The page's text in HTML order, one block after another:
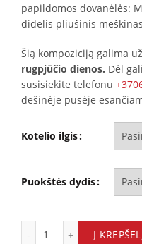
papildomos dovanėlės:
didelis pliušinis
Šią kompoziciją galima
rugpjūčio dienos. Dėl
susisiekite telefonu
dešinėje pusėje
Kotelio ilgis
Puokštės dydis
Miss Piggy rožės
Į